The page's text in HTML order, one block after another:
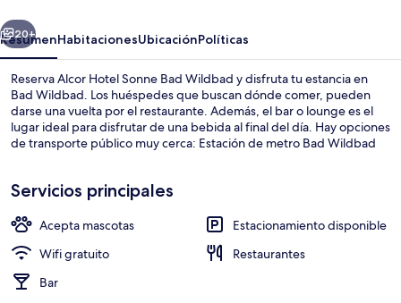
Wildbad
Vista frontal de la propiedad
Siguiente
20+
ResumenHabitacionesUbicaciónPolíticas
Reserva Alcor Hotel Sonne Bad Wildbad y disfruta tu estancia en
Bad Wildbad. Los huéspedes que buscan dónde comer, pueden
darse una vuelta por el restaurante. Además, el bar o lounge es el
lugar ideal para disfrutar de una bebida al final del día. Hay opciones
de transporte público muy cerca: Estación de metro Bad Wildbad
Servicios principales
Acepta mascotas
Estacionamiento disponible
Wifi gratuito
Restaurantes
Bar